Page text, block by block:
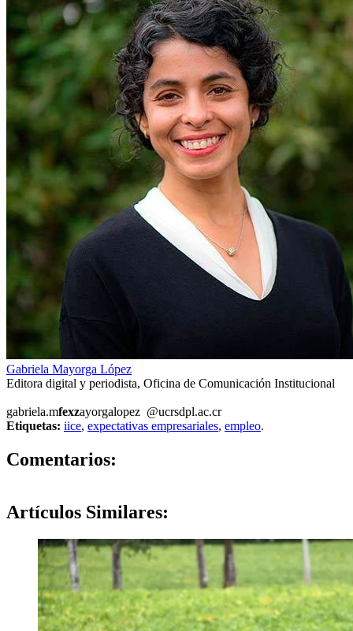
Gabriela Mayorga López
Editora digital y periodista, Oficina de Comunicación Institucional
gabriela.mfexzayorgalopez @ucrsdpl.ac.cr
Etiquetas: iice, expectativas empresariales, empleo.
Comentarios:
Artículos Similares: